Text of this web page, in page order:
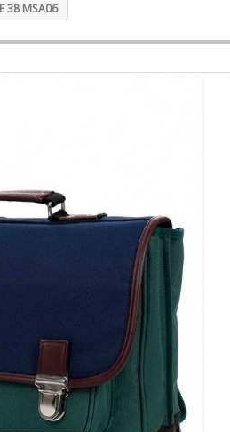
38 MSA06